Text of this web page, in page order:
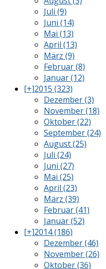
Juli (9)
Juni (14)
Mai (13)
April (13)
März (9)
Februar (8)
Januar (12)
[+]2015 (323)
Dezember (3)
November (18)
Oktober (22)
September (24)
August (25)
Juli (24)
Juni (27)
Mai (25)
April (23)
März (39)
Februar (41)
Januar (52)
[+]2014 (186)
Dezember (46)
November (26)
Oktober (36)